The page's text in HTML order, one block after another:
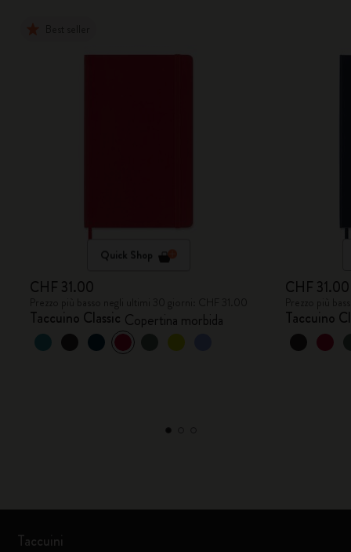
Quick Shop
CHF 31.00
Taccuino Classic Copertina morbida
CHF 31.00
Taccuino
Taccuini